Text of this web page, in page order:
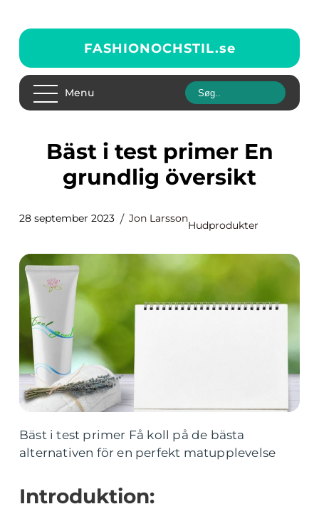
FASHIONOCHSTIL.se
Menu
Bäst i test primer En
grundlig översikt
28 september 2023 Jon Larsson
Hudprodukter
Bäst i test primer Få koll på de bästa
alternativen för en perfekt matupplevelse
Introduktion: